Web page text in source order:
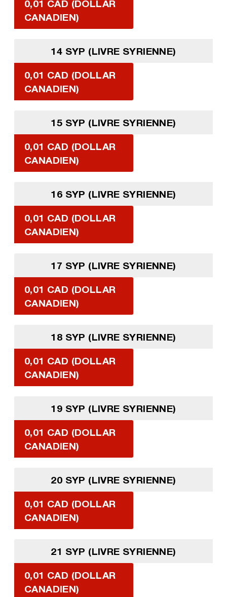
0,01 CAD (DOLLAR
CANADIEN)
14 SYP (LIVRE SYRIENNE)
0,01 CAD (DOLLAR
CANADIEN)
15 SYP (LIVRE SYRIENNE)
0,01 CAD (DOLLAR
CANADIEN)
16 SYP (LIVRE SYRIENNE)
0,01 CAD (DOLLAR
CANADIEN)
17 SYP (LIVRE SYRIENNE)
0,01 CAD (DOLLAR
CANADIEN)
18 SYP (LIVRE SYRIENNE)
0,01 CAD (DOLLAR
CANADIEN)
19 SYP (LIVRE SYRIENNE)
0,01 CAD (DOLLAR
CANADIEN)
20 SYP (LIVRE SYRIENNE)
0,01 CAD (DOLLAR
CANADIEN)
21 SYP (LIVRE SYRIENNE)
0,01 CAD (DOLLAR
CANADIEN)